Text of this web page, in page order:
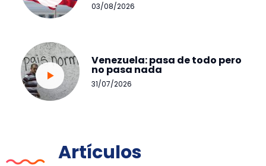
03/08/2026
Venezuela: pasa de todo pero
no pasa nada
31/07/2026
Artículos